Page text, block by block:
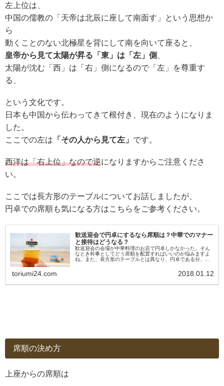
左上位は、
中国の儒教の「天帝は北辰に座して南面す」という思想か
ら
動くことのない北極星を背にして南を向いて座ると、
皇帝から見て太陽が昇る「東」は「左」側
太陽が沈む「西」は「右」側になるので「左」を尊重す
る、
という文化です。
日本も中国から伝わってきて根付き、現在のようになりま
した。
ここでの左は 「その人から見て左」 です。
西洋は「右上位」なので逆になりますからご注意くださ
い。
ここでは長方形のテーブルについてお話しましたが、
円卓での席順も気になる方はこちらをご参考ください。
歓送迎会で円卓にするなら席順は？中華でのマナー
と接待はどうなる？
歓送迎会の会場が中華料理のお店で円卓しかなかった。そん
なとき幹事としてどう席順を配置すればいいのか悩みますよ
ね。また、長方形のテーブルとは異なり、円卓である分、配
toriumi24.com 2018.01.12
席順の決め方
上座からの席順は